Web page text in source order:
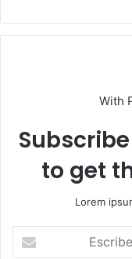
With
to get
Lorem